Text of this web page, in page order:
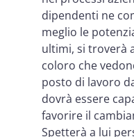
dipendenti ne
meglio le
ultimi, si troverà
coloro che
posto di lavoro
dovrà essere
favorire il
Spetterà a lui